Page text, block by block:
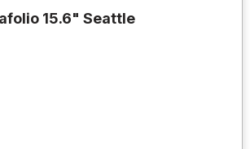
15.6" Seattle